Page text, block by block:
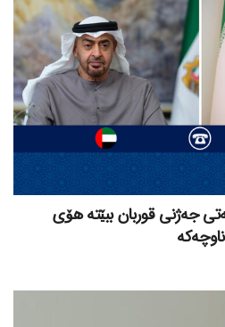
جەژنی قوربان ببێتە هۆی